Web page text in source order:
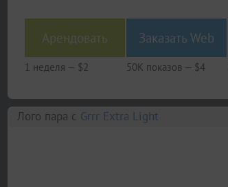
Арендовать
1 неделя — $2
Заказать Web
50K показов — $4
Лого пара c Grrr Extra Light